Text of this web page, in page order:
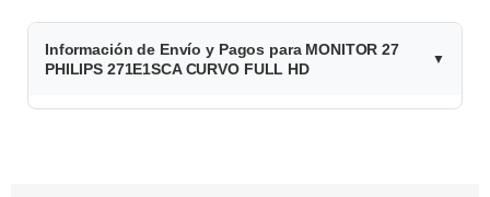
$
2
2
Información de Envío y Pagos para MONITOR 27
PHILIPS 271E1SCA CURVO FULL HD